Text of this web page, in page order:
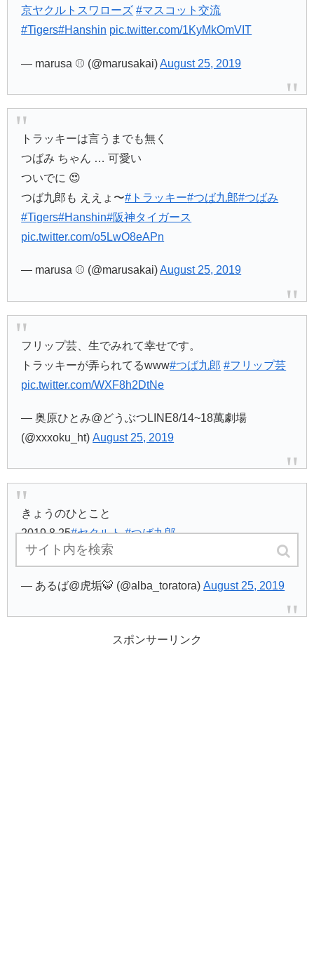
京ヤクルトスワローズ #マスコット交流
#Tigers#Hanshin pic.twitter.com/1KyMkOmVIT
— marusa ⚾️ (@marusakai)August 25, 2019
トラッキーは言うまでも無く
つばみ ちゃん … 可愛い
ついでに 😍
つば九郎も ええょ〜#トラッキー#つば九郎#つばみ
#Tigers#Hanshin#阪神タイガース
pic.twitter.com/o5LwO8eAPn
— marusa ⚾️ (@marusakai)August 25, 2019
フリップ芸、生でみれて幸せです。
トラッキーが弄られてるwww#つば九郎 #フリップ芸
pic.twitter.com/WXF8h2DtNe
— 奥原ひとみ@どうぶつLINE8/14~18萬劇場
(@xxxoku_ht)August 25, 2019
きょうのひとこと
2019.8.25#ヤクルト #つば九郎
pic.twitter.com/bktiOSZWOx
— あるば@虎垢🐯 (@alba_toratora)August 25, 2019
スポンサーリンク